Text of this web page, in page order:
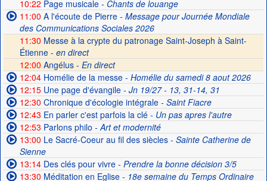
10:22 Page musicale- Chants de louange
11:00 A l'écoute de Pierre- Message pour Journée Mondiale
des Communications Sociales 2026
11:30 Messe à la crypte du patronage Saint-Joseph à Saint-
Étienne - en direct
12:00 Angélus - En direct
12:04Homélie de la messe- Homélie du samedi 8 aout 2026
12:15Une page d'évangile- Jn 19/27 - 13, 31-14, 31
12:30 Chronique d'écologie intégrale- Saint Fiacre
12:43 En parler c'est parfois la clé- Un pas apres l'autre
12:53 Parlons philo - Art et modernité
13:00 Le Sacré-Coeur au fil des siècles- Sainte Catherine de
Sienne
13:14Des clés pour vivre- Prendre la bonne décision 3/5
13:30 Méditation en Eglise- 18e semaine du Temps Ordinaire